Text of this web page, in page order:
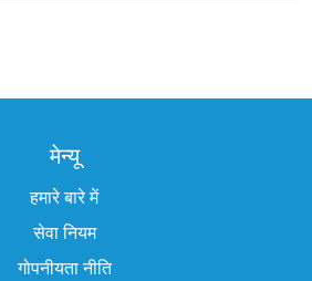
मेन्यू
हमारे बारे में
सेवा नियम
गोपनीयता नीति